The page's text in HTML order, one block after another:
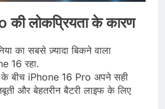
लोकप्रियता के कारण
का सबसे ज़्यादा बिकने वाला
16 रहा.
के बीच iPhone 16 Pro अपने सही
और बेहतरीन बैटरी लाइफ के लिए